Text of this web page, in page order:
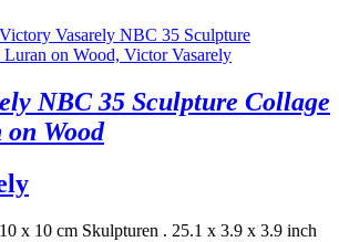
NBC 35 Sculpture Collage
Wood
x 10 cm Skulpturen . 25.1 x 3.9 x 3.9 inch